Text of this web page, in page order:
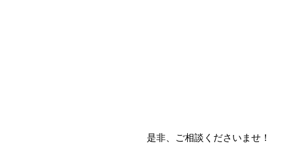
是非、ご相談くださいませ！